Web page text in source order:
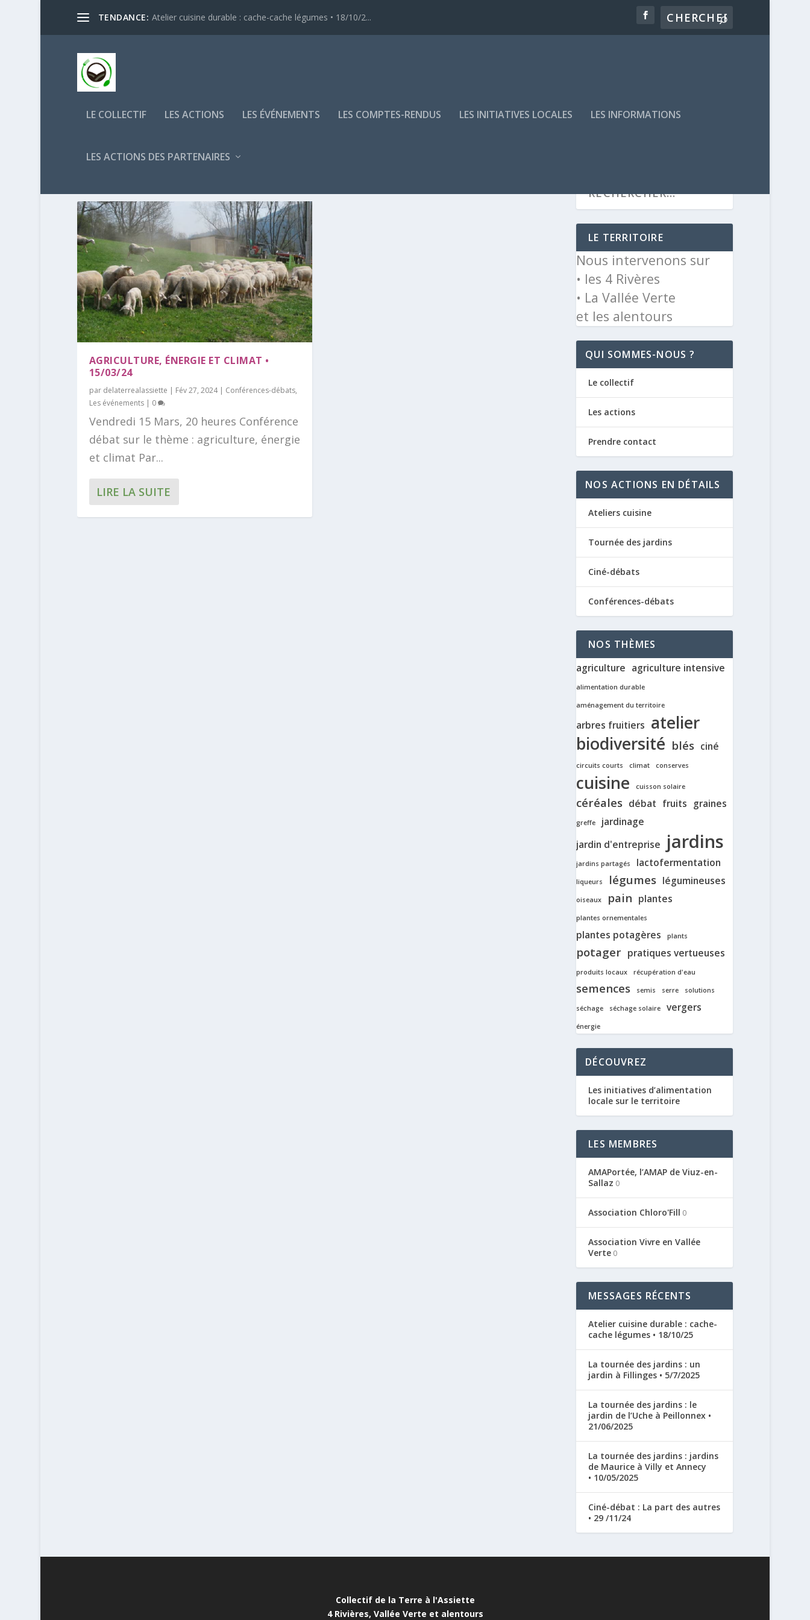
TENDANCE: Atelier cuisine durable : cache-cache légumes • 18/10/2...
LE COLLECTIF LES ACTIONS LES ÉVÉNEMENTS LES COMPTES-RENDUS LES INITIATIVES LOCALES LES INFORMATIONS
LES ACTIONS DES PARTENAIRES
AGRICULTURE, ÉNERGIE ET CLIMAT •
15/03/24
par delaterrealassiette | Fév 27, 2024| Conférences-débats,
Les événements| 0
Vendredi 15 Mars, 20 heures Conférence
débat sur le thème : agriculture, énergie
et climat Par...
LIRE LA SUITE
LE TERRITOIRE
Nous intervenons sur
• les 4 Rivères
• La Vallée Verte
et les alentours
QUI SOMMES-NOUS ?
Le collectif
Les actions
Prendre contact
NOS ACTIONS EN DÉTAILS
Ateliers cuisine
Tournée des jardins
Ciné-débats
Conférences-débats
NOS THÈMES
agriculture agriculture intensive
alimentation durable
aménagement du territoire
arbres fruitiers atelier
biodiversité blés ciné
circuits courts climat conserves
cuisine cuisson solaire
céréales débat fruits graines
greffe
jardinage
jardin d'entreprise jardins
jardins partagés lactofermentation
liqueurs légumes légumineuses
oiseaux pain plantes
plantes ornementales
plantes potagères plants
potager pratiques vertueuses
produits locaux récupération d'eau
semences semis serre solutions
séchage séchage solaire vergers
énergie
DÉCOUVREZ
Les initiatives d’alimentation
locale sur le territoire
LES MEMBRES
AMAPortée, l’AMAP de Viuz-en-
Sallaz 0
Association Chloro'Fill 0
Association Vivre en Vallée
Verte 0
MESSAGES RÉCENTS
Atelier cuisine durable : cache-
cache légumes • 18/10/25
La tournée des jardins : un
jardin à Fillinges • 5/7/2025
La tournée des jardins : le
jardin de l’Uche à Peillonnex •
21/06/2025
La tournée des jardins : jardins
de Maurice à Villy et Annecy
• 10/05/2025
Ciné-débat : La part des autres
• 29 /11/24
Collectif de la Terre à l'Assiette
4 Rivières, Vallée Verte et alentours